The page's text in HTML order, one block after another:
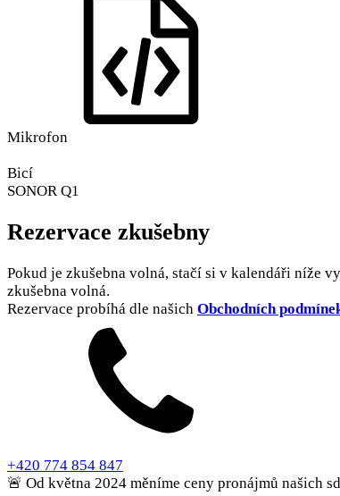
Mikrofon
Bicí
SONOR Q1
Rezervace zkušebny
Pokud je zkušebna volná, stačí si v kalendáři níže
zkušebna volná.
Rezervace probíhá dle našich Obchodních
+420 774 854 847
🚨 Od května 2024 měníme ceny pronájmů našich